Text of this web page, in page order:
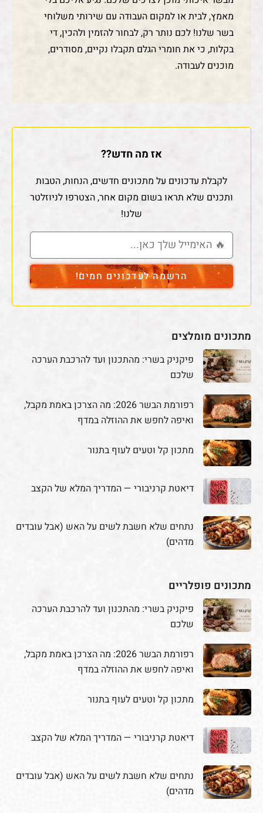
מאמץ, לבית או למקום העבודה עם שירותי משלוחי
בשר שלנו! לכם נותר רק, לבחור להזמין ולהכין, די
בקלות, כי את חומרי הגלם תקבלו נקיים, מסודרים,
מוכנים לעבודה.
אז מה חדש??
לקבלת עדכונים על מתכונים חדשים, הנחות, הטבות
ותכנים שלא תראו בשום מקום אחר, הצטרפו לניוזלטר
שלנו!
הרשמה לעדכונים חמים!
מתכונים מומלצים
פיקניק בשרי: מהתכנון ועד להרכבת הערכה
שלכם
רפורמת הבשר 2026: מה הצרכן באמת מקבל,
ואיפה לחפש את ההוזלה במדף
מתכון קל וטעים לעוף בתנור
דיאטת קרניבורי — המדריך המלא של הקצב
נתחים שלא חשבת לשים על האש (אבל עובדים
מדהים)
מתכונים פופלריים
פיקניק בשרי: מהתכנון ועד להרכבת הערכה
שלכם
רפורמת הבשר 2026: מה הצרכן באמת מקבל,
ואיפה לחפש את ההוזלה במדף
מתכון קל וטעים לעוף בתנור
דיאטת קרניבורי — המדריך המלא של הקצב
נתחים שלא חשבת לשים על האש (אבל עובדים
מדהים)